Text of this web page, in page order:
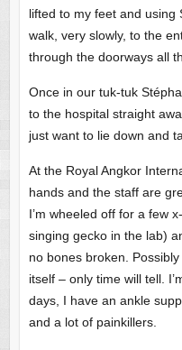
lifted to my feet and using
walk, very slowly, to the
through the doorways all
Once in our tuk-tuk
to the hospital straight
just want to lie down and
At the Royal Angkor
hands and the staff are
I’m wheeled off for a few
singing gecko in the lab)
no bones broken.
itself – only time will tell.
days, I have an ankle
and a lot of painkillers.